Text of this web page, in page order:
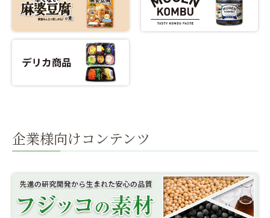
企業様向けコンテンツ